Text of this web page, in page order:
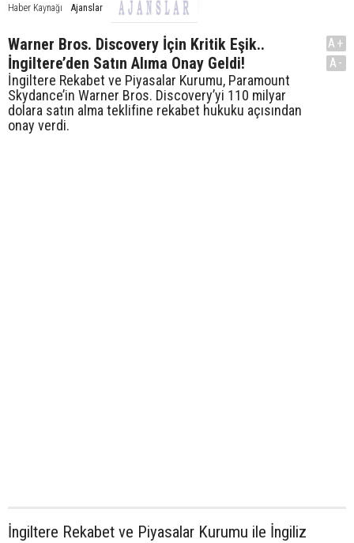
Haber Kaynağı Ajanslar
Warner Bros. Discovery İçin Kritik Eşik..
İngiltere’den Satın Alıma Onay Geldi!
İngiltere Rekabet ve Piyasalar Kurumu, Paramount
Skydance’in Warner Bros. Discovery’yi 110 milyar
dolara satın alma teklifine rekabet hukuku açısından
onay verdi.
A+
A-
İngiltere Rekabet ve Piyasalar Kurumu ile İngiliz